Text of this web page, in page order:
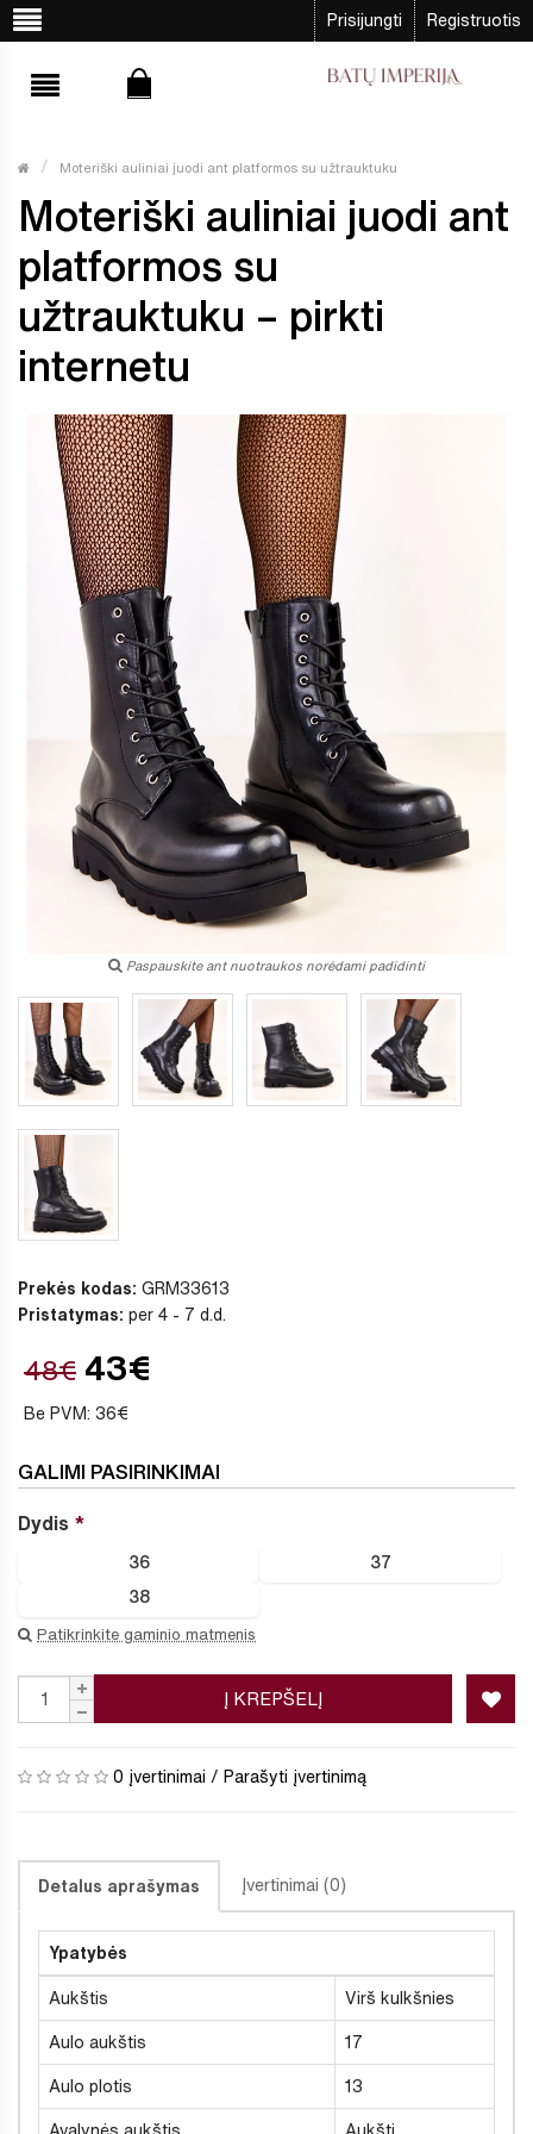
Prisijungti Registruotis
Moteriški auliniai juodi ant platformos su užtrauktuku
Moteriški auliniai juodi ant
platformos su
užtrauktuku – pirkti
internetu
Paspauskite ant nuotraukos norėdami padidinti
Prekės kodas: GRM33613
Pristatymas: per 4 - 7 d.d.
48€ 43€
Be PVM: 36€
GALIMI PASIRINKIMAI
Dydis
36 37
38
Patikrinkite gaminio matmenis
Į KREPŠELĮ
0 įvertinimai / Parašyti įvertinimą
Detalus aprašymas Įvertinimai (0)
Ypatybės
Aukštis Virš kulkšnies
Aulo aukštis 17
Aulo plotis 13
Avalynės aukštis Aukšti